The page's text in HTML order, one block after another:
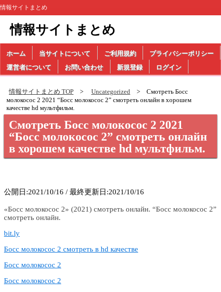
情報サイトまとめ
情報サイトまとめ
ホーム 当サイトについて ご利用規約
プライバシーポリシー
運営者について
お問い合わせ 新規登録 ログイン
情報サイトまとめ TOP Uncategorized
Смотреть Босс
молокосос 2 2021 “Босс молокосос 2” смотреть онлайн в хорошем
качестве hd мультфильм.
Смотреть Босс молокосос 2 2021
“Босс молокосос 2” смотреть онлайн
в хорошем качестве hd мультфильм.
公開日:2021/10/16 / 最終更新日:2021/10/16
«Босс молокосос 2» (2021) смотреть онлайн. “Босс молокосос 2”
смотреть онлайн.
bit.ly
Босс молокосос 2 смотреть в hd качестве
Босс молокосос 2
Босс молокосос 2